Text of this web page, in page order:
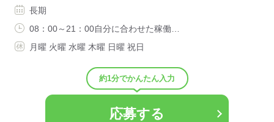
長期
08：00～21：00自分に合わせた稼働…
月曜 火曜 水曜 木曜 日曜 祝日
約1分でかんたん入力
応募する